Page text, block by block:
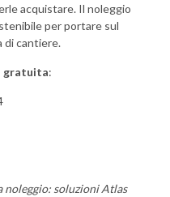
acquistare. Il noleggio
per portare sul
di cantiere.
gratuita:
noleggio: soluzioni Atlas